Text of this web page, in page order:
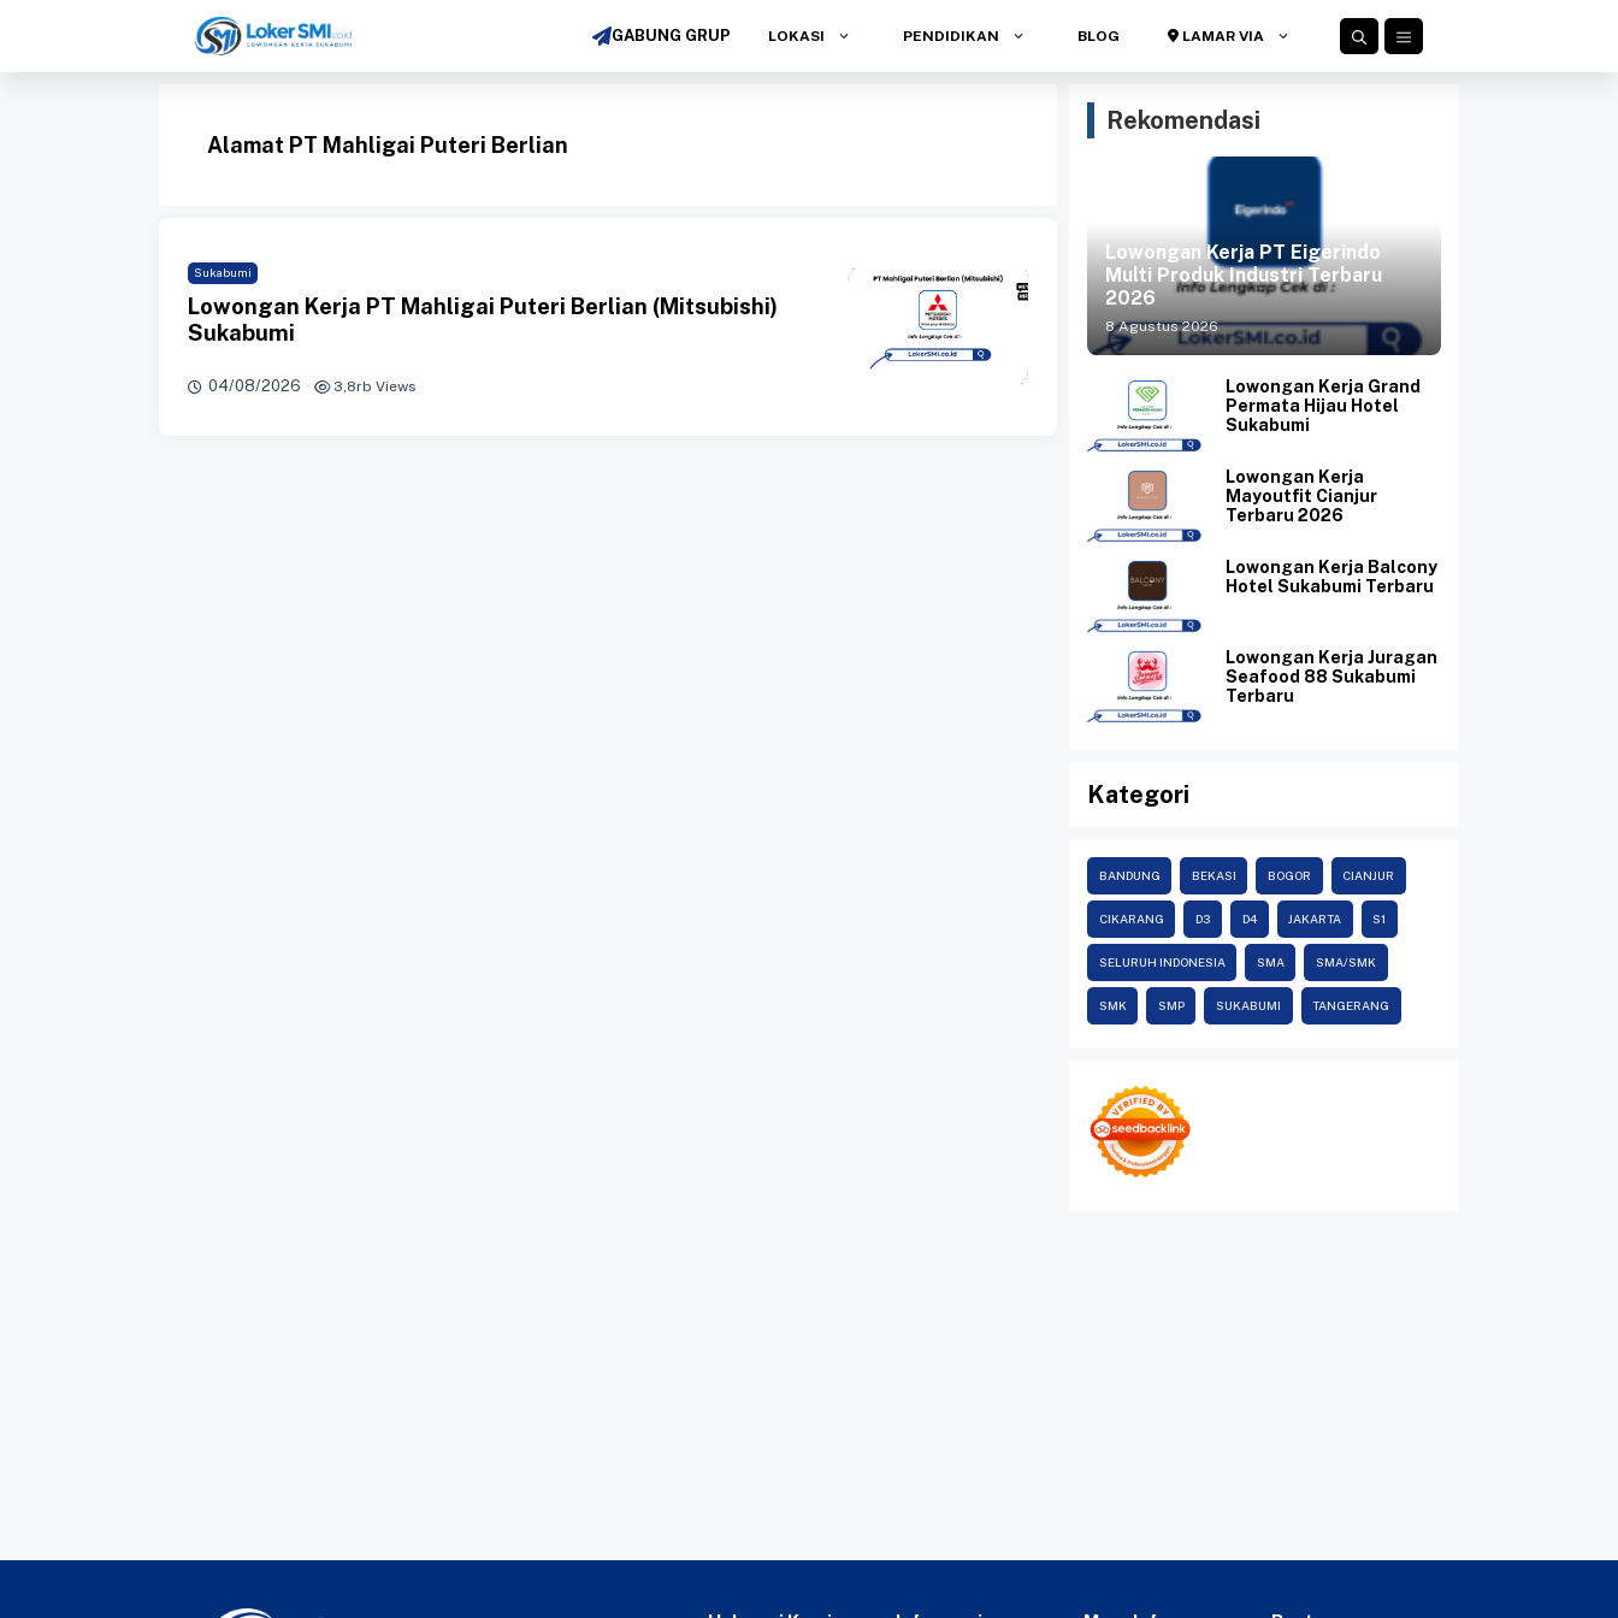
isi
GABUNG GRUP LOKASI PENDIDIKAN BLOG LAMAR VIA
Alamat PT Mahligai Puteri Berlian
Sukabumi
Lowongan Kerja PT Mahligai Puteri Berlian (Mitsubishi)
Sukabumi
04/08/2026 · 3,8rb Views
Rekomendasi
Lowongan Kerja PT Eigerindo
Multi Produk Industri Terbaru
2026
8 Agustus 2026
Lowongan Kerja Grand
Permata Hijau Hotel
Sukabumi
Lowongan Kerja
Mayoutfit Cianjur
Terbaru 2026
Lowongan Kerja Balcony
Hotel Sukabumi Terbaru
Lowongan Kerja Juragan
Seafood 88 Sukabumi
Terbaru
Kategori
BANDUNG BEKASI BOGOR CIANJUR
CIKARANG D3 D4 JAKARTA S1
SELURUH INDONESIA SMA SMA/SMK
SMK SMP SUKABUMI TANGERANG